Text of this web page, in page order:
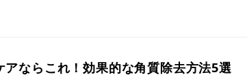
アならこれ！効果的な角質除去方法5選